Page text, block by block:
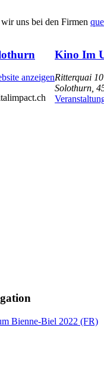
uns bei den Firmen
anzeigen
Kino Im
Ritterquai 10
Solothurn,
Bienne-Biel 2022 (FR)